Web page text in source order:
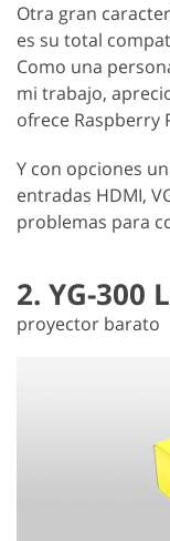
Otra gran
es su total
Como una
mi trabajo,
ofrece Raspberry
Y con opciones
entradas HDMI,
problemas para
2. YG-300
proyector barato